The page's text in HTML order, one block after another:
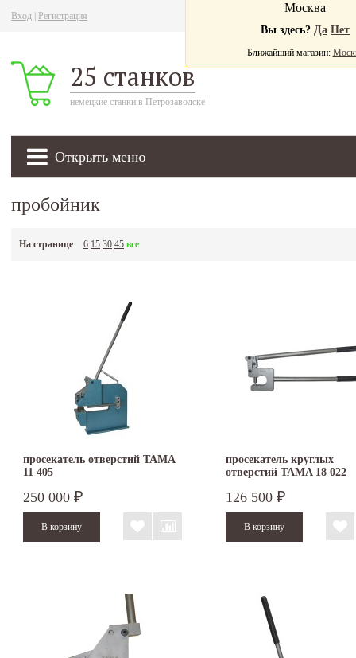
Вход Регистрация
25 станков
немецкие станки в Петрозаводске
Открыть меню
Москва
Вы здесь? Да Нет
Ближайший магазин:
пробойник
На странице 6 15 30 45 все
просекатель отверстий TAMA
11 405
250 000 ₽
просекатель круглых
отверстий TAMA 18 022
126 500 ₽